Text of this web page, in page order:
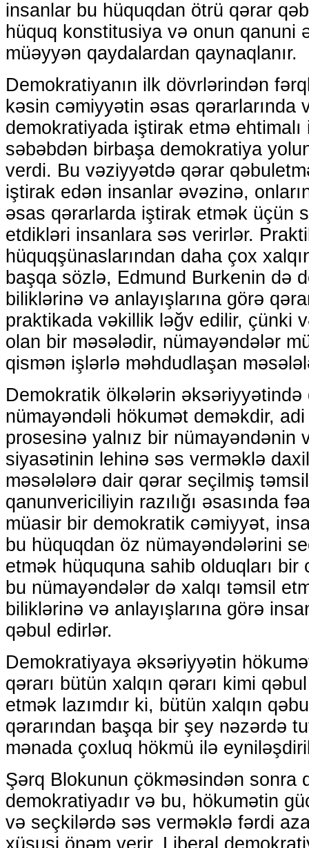
insanlar bu hüquqdan ötrü qərar
hüquq konstitusiya və onun qanuni
müəyyən qaydalardan qaynaqlanır.
Demokratiyanın ilk dövrlərindən
kəsin cəmiyyətin əsas qərarlarında
demokratiyada iştirak etmə
səbəbdən birbaşa demokratiya
verdi. Bu vəziyyətdə qərar
iştirak edən insanlar əvəzinə,
əsas qərarlarda iştirak etmək üçün
etdikləri insanlara səs verirlər.
hüquqşünaslarından daha çox
başqa sözlə, Edmund Burkenin də
biliklərinə və anlayışlarına görə
praktikada vəkillik ləğv edilir, çünki
olan bir məsələdir, nümayəndələr
qismən işlərlə məhdudlaşan
Demokratik ölkələrin
nümayəndəli hökumət deməkdir,
prosesinə yalnız bir nümayəndənin
siyasətinin lehinə səs verməklə
məsələlərə dair qərar seçilmiş
qanunvericiliyin razılığı əsasında
müasir bir demokratik cəmiyyət,
bu hüquqdan öz nümayəndələrini
etmək hüququna sahib olduqları
bu nümayəndələr də xalqı təmsil
biliklərinə və anlayışlarına görə
qəbul edirlər.
Demokratiyaya əksəriyyətin
qərarı bütün xalqın qərarı kimi
etmək lazımdır ki, bütün xalqın
qərarından başqa bir şey nəzərdə
mənada çoxluq hökmü ilə
Şərq Blokunun çökməsindən sonra
demokratiyadır və bu, hökumətin
və seçkilərdə səs verməklə fərdi
xüsusi önəm verir. Liberal